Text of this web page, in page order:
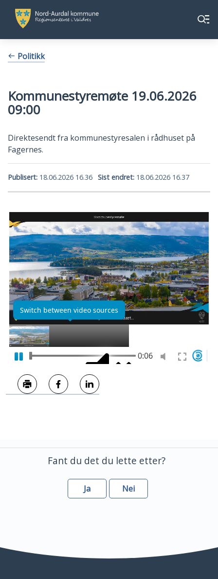
Nord-
Aurdal
kommune
Aurdal
Meny
Du Politikk
Kommunestyremøte 19.06.2026
09:00
Direktesendt fra kommunestyresalen i rådhuset på
Fagernes.
Publisert 18.06.2026 16.36 Sist endret 18.06.2026 16.37
Fant du det du lette etter?
Ja Nei